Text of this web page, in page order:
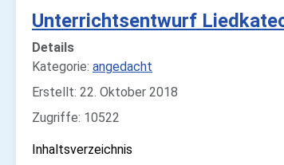
Unterrichtsentwurf
Details
Kategorie: angedacht
Erstellt: 22. Oktober 2018
Zugriffe: 10522
Inhaltsverzeichnis